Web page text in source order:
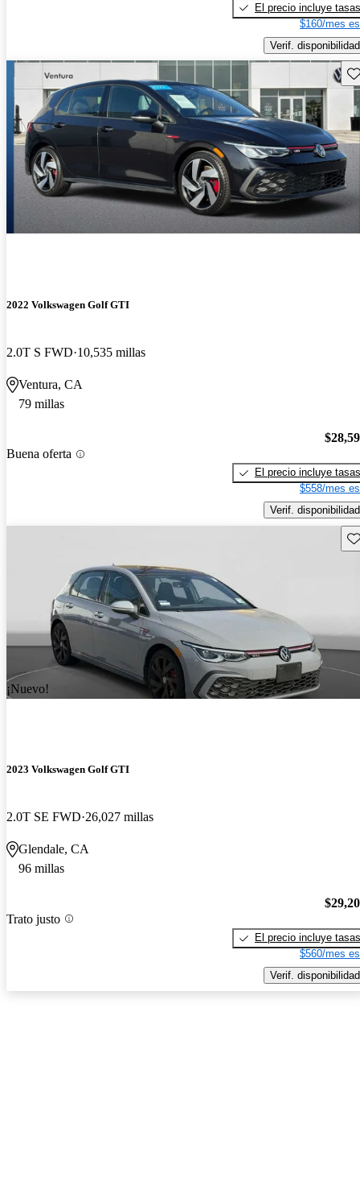
El precio incluye tasas
$160/mes
Verif. disponibilidad
2022 Volkswagen Golf GTI
2.0T S FWD 10,535 millas
Ventura, CA
79 millas
Buena oferta
El precio incluye tasas
$558/mes
Verif. disponibilidad
¡Nuevo!
2023 Volkswagen Golf GTI
2.0T SE FWD 26,027 millas
Glendale, CA
96 millas
Trato justo
El precio incluye tasas
$560/mes
Verif. disponibilidad